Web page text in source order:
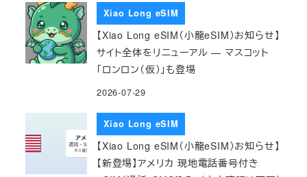
Xiao Long eSIM
【Xiao Long eSIM（小龍eSIM）お知らせ】
サイト全体をリニューアル — マスコット
「ロンロン（仮）」も登場
2026-07-29
Xiao Long eSIM
【Xiao Long eSIM（小龍eSIM）お知らせ】
【新登場】アメリカ 現地電話番号付き